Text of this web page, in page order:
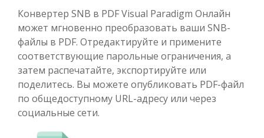
Конвертер SNB в PDF Visual Paradigm Онлайн
может мгновенно преобразовать ваши SNB-
файлы в PDF. Отредактируйте и примените
соответствующие парольные ограничения, а
затем распечатайте, экспортируйте или
поделитесь. Вы можете опубликовать PDF-файл
по общедоступному URL-адресу или через
социальные сети.